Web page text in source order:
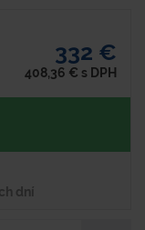
332 €
408,36 € s DPH
dní